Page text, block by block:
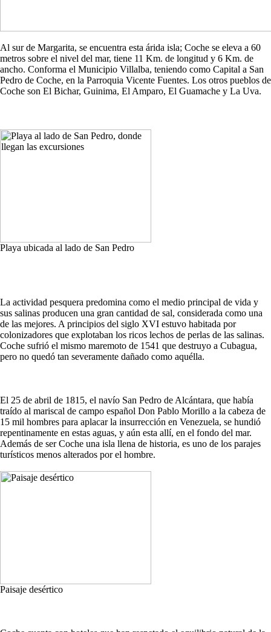
Al sur de Margarita, se encuentra esta árida isla; Coche se eleva a 60
metros sobre el nivel del mar, tiene 11 Km. de longitud y 6 Km. de
ancho. Conforma el Municipio Villalba, teniendo como Capital a San
Pedro de Coche, en la Parroquia Vicente Fuentes. Los otros pueblos de
Coche son El Bichar, Guinima, El Amparo, El Guamache y La Uva.
Playa ubicada al lado de San Pedro
La actividad pesquera predomina como el medio principal de vida y
sus salinas producen una gran cantidad de sal, considerada como una
de las mejores. A principios del siglo XVI estuvo habitada por
colonizadores que explotaban los ricos lechos de perlas de las salinas.
Coche sufrió el mismo maremoto de 1541 que destruyo a Cubagua,
pero no quedó tan severamente dañado como aquélla.
El 25 de abril de 1815, el navío San Pedro de Alcántara, que había
traído al mariscal de campo español Don Pablo Morillo a la cabeza de
15 mil hombres para aplacar la insurrección en Venezuela, se hundió
repentinamente en estas aguas, y aún esta allí, en el fondo del mar.
Además de ser Coche una isla llena de historia, es uno de los parajes
turísticos menos alterados por el hombre.
Paisaje desértico